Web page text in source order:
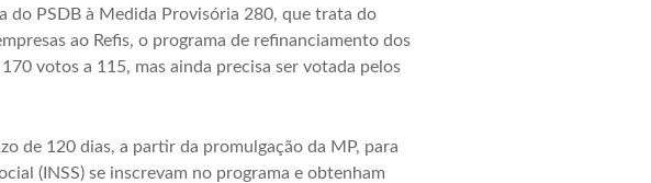
do PSDB à Medida Provisória 280, que trata do
ao Refis, o programa de refinanciamento dos
votos a 115, mas ainda precisa ser votada pelos
de 120 dias, a partir da promulgação da MP, para
(INSS) se inscrevam no programa e obtenham